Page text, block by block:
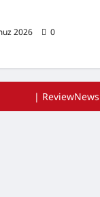
2026 0
| ReviewNews